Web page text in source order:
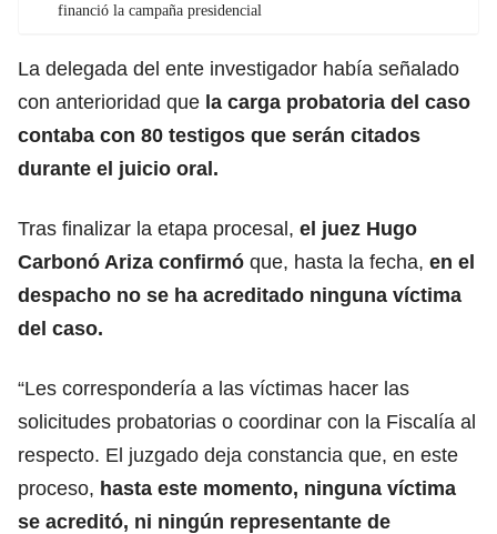
financió la campaña presidencial
La delegada del ente investigador había señalado
con anterioridad que la carga probatoria del caso
contaba con 80 testigos que serán citados
durante el juicio oral.
Tras finalizar la etapa procesal, el juez Hugo
Carbonó Ariza confirmó que, hasta la fecha, en el
despacho no se ha acreditado ninguna víctima
del caso.
“Les correspondería a las víctimas hacer las
solicitudes probatorias o coordinar con la Fiscalía al
respecto. El juzgado deja constancia que, en este
proceso, hasta este momento, ninguna víctima
se acreditó, ni ningún representante de